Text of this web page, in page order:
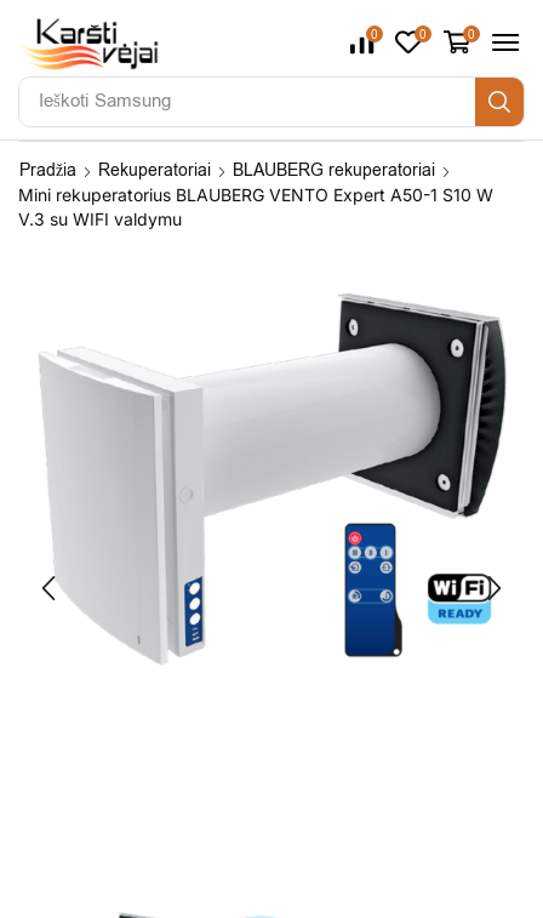
Ieškoti Samsung
0 0 0
Pradžia Rekuperatoriai BLAUBERG rekuperatoriai
Mini rekuperatorius BLAUBERG VENTO Expert A50-1 S10 W
V.3 su WIFI valdymu